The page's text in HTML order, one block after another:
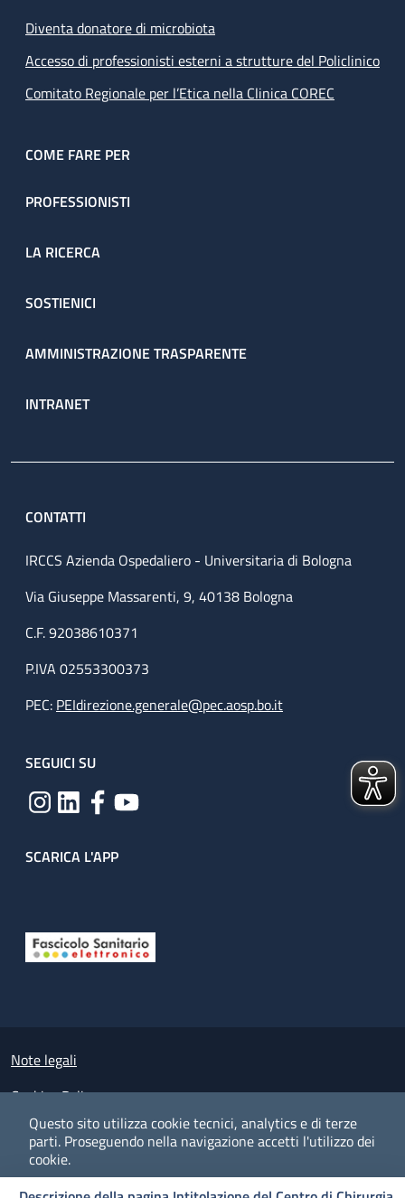
Questo sito utilizza cookie tecnici, analytics e di terze
parti. Proseguendo nella navigazione accetti l'utilizzo dei
cookie.
Diventa donatore di microbiota
Accesso di professionisti esterni a strutture del Policlinico
Comitato Regionale per l’Etica nella Clinica COREC
COME FARE PER
PROFESSIONISTI
LA RICERCA
SOSTIENICI
AMMINISTRAZIONE TRASPARENTE
INTRANET
CONTATTI
IRCCS Azienda Ospedaliero - Universitaria di Bologna
Via Giuseppe Massarenti, 9, 40138 Bologna
C.F. 92038610371
P.IVA 02553300373
PEC: PEIdirezione.generale@pec.aosp.bo.it
SEGUICI SU
SCARICA L'APP
Small prints
Note legali
Cookies Policy
Policy privacy e protezione del dato personale
Albo pretorio on-line